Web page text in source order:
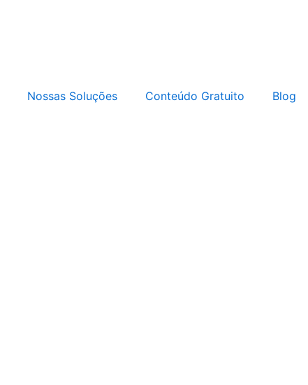
Nossas Soluções Conteúdo Gratuito Blog